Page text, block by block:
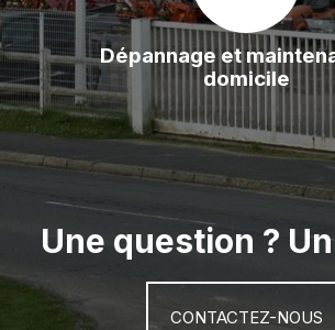
Dépannage et
domicile
Une question ?
CONTACTEZ-NOUS